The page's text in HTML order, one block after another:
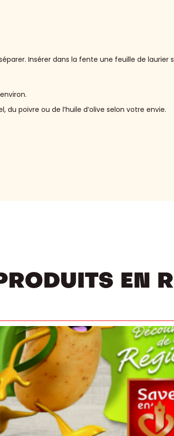
Insérer dans la fente une feuille de laurier
poivre ou de l’huile d’olive selon votre envie.
EN